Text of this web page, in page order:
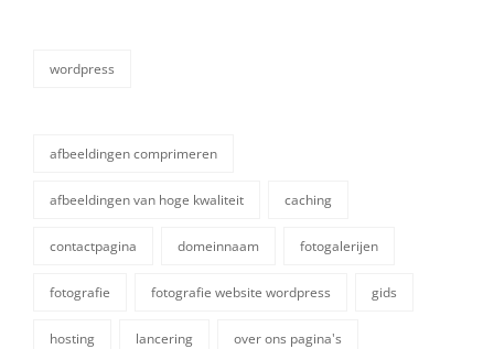
categorieën
wordpress
afbeeldingen comprimeren
afbeeldingen van hoge kwaliteit caching
contactpagina domeinnaam fotogalerijen
fotografie fotografie website wordpress gids
hosting lancering over ons pagina's